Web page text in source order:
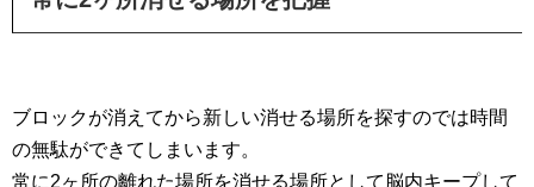
ブロックが消えてから新しい消せる場所を探すのでは時間
の無駄ができてしまいます。
常に2ヶ所の離れた場所を消せる場所として脳内キープして